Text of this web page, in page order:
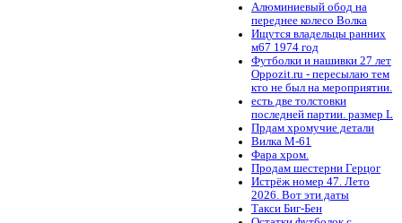
Алюминиевый обод на
переднее колесо Волка
Ищутся владельцы ранних
м67 1974 год
Футболки и нашивки 27 лет
Oppozit.ru - пересылаю тем
кто не был на мероприятии.
есть две толстовки
последней партии. размер L
Прдам хромучие детали
Вилка М-61
Фара хром.
Продам шестерни Герцог
Истрёж номер 47. Лето
2026. Вот эти даты
Такси Биг-Бен